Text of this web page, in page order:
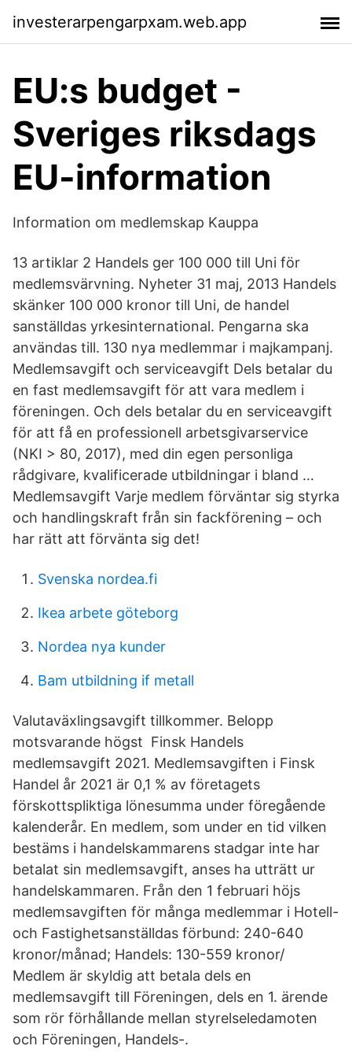
investerarpengarpxam.web.app
EU:s budget -
Sveriges riksdags
EU-information
Information om medlemskap Kauppa
13 artiklar 2 Handels ger 100 000 till Uni för
medlemsvärvning. Nyheter 31 maj, 2013 Handels
skänker 100 000 kronor till Uni, de handel
sanställdas yrkesinternational. Pengarna ska
användas till. 130 nya medlemmar i majkampanj.
Medlemsavgift och serviceavgift Dels betalar du
en fast medlemsavgift för att vara medlem i
föreningen. Och dels betalar du en serviceavgift
för att få en professionell arbetsgivarservice
(NKI > 80, 2017), med din egen personliga
rådgivare, kvalificerade utbildningar i bland …
Medlemsavgift Varje medlem förväntar sig styrka
och handlingskraft från sin fackförening – och
har rätt att förvänta sig det!
Svenska nordea.fi
Ikea arbete göteborg
Nordea nya kunder
Bam utbildning if metall
Valutaväxlingsavgift tillkommer. Belopp
motsvarande högst Finsk Handels
medlemsavgift 2021. Medlemsavgiften i Finsk
Handel år 2021 är 0​,1 % av företagets
förskottspliktiga lönesumma under föregående
kalenderår. En medlem, som under en tid vilken
bestäms i handelskammarens stadgar inte har
betalat sin medlemsavgift, anses ha utträtt ur
handelskammaren. Från den 1 februari höjs
medlemsavgiften för många medlemmar i Hotell-
och Fastighetsanställdas förbund: 240-640
kronor/månad; Handels: 130-559 kronor/​
Medlem är skyldig att betala dels en
medlemsavgift till Föreningen, dels en 1. ärende
som rör förhållande mellan styrelseledamoten
och Föreningen, Handels-.